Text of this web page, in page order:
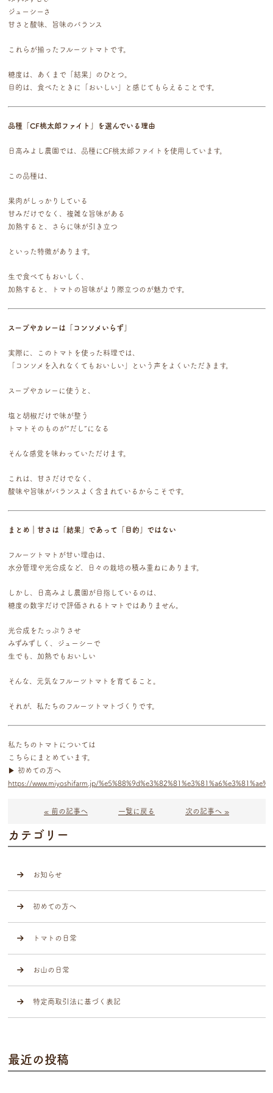
ジューシーさ
甘さと酸味、旨味のバランス
これらが揃ったフルーツトマトです。
糖度は、あくまで「結果」のひとつ。
目的は、食べたときに「おいしい」と感じてもらえることです。
品種「CF桃太郎ファイト」を選んでいる理由
日高みよし農園では、品種にCF桃太郎ファイト を使用しています。
この品種は、
果肉がしっかりしている
甘みだけでなく、複雑な旨味がある
加熱すると、さらに味が引き立つ
といった特徴があります。
生で食べてもおいしく、
加熱すると、トマトの旨味がより際立つのが魅力です。
スープやカレーは「コンソメいらず」
実際に、このトマトを使った料理では、
「コンソメを入れなくてもおいしい」という声をよくいただきます。
スープやカレーに使うと、
塩と胡椒だけで味が整う
トマトそのものが“だし”になる
そんな感覚を味わっていただけます。
これは、甘さだけでなく、
酸味や旨味がバランスよく含まれているからこそです。
まとめ｜甘さは「結果」であって「目的」ではない
フルーツトマトが甘い理由は、
水分管理や光合成など、日々の栽培の積み重ねにあります。
しかし、日高みよし農園が目指しているのは、
糖度の数字だけで評価されるトマトではありません。
光合成をたっぷりさせ
みずみずしく、ジューシーで
生でも、加熱でもおいしい
そんな、 元気なフルーツトマト を育てること。
それが、私たちのフルーツトマトづくりです。
私たちのトマトについては
こちらにまとめています。
▶ 初めての方へ
https://www.miyoshifarm.jp/
« 前の記事へ 一覧に戻る 次の記事へ »
カテゴリー
お知らせ
初めての方へ
トマトの日常
お山の日常
特定商取引法に基づく表記
最近の投稿